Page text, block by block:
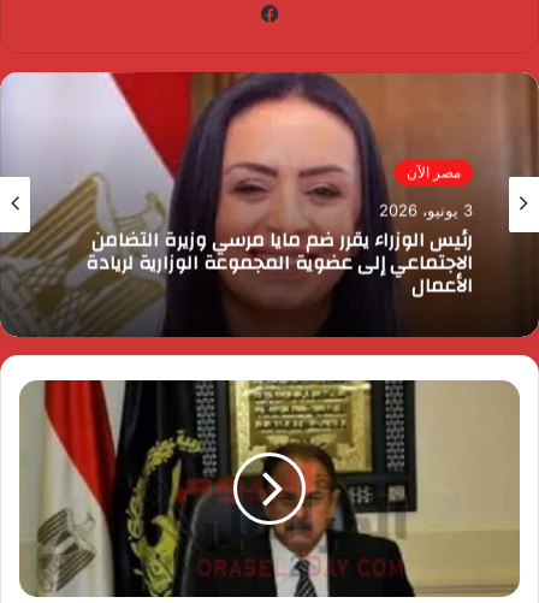
مصر الآن
3 يونيو، 2026
رئيس الوزراء يقرر ضم مايا مرسي وزيرة التضامن
الاجتماعي إلى عضوية المجموعة الوزارية لريادة
الأعمال